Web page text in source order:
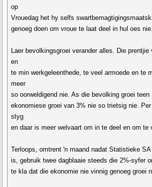
op
Vrouedag het hy selfs
genoeg doen om vroue te laat deel in hul oes nie.
Laer bevolkingsgroei verander alles. Die
en
te min werkgeleenthede, te veel armoede en te
meer
so oorweldigend nie. As die bevolking groei
ekonomiese groei van 3% nie so trietsig nie.
styg
en daar is meer welvaart om in te deel en om te
Terloops, omtrent 'n maand nadat Statistieke
is, gebruik twee dagblaaie steeds die 2%-syfer
te kla dat die ekonomie nie vinnig genoeg groei